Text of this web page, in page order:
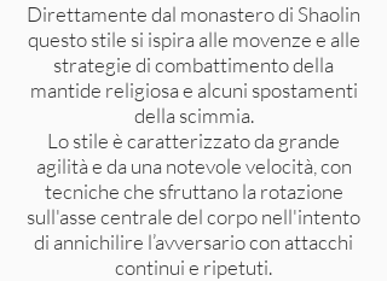
Direttamente dal monastero di Shaolin
questo stile si ispira alle movenze e alle
strategie di combattimento della
mantide religiosa e alcuni spostamenti
della scimmia.
Lo stile è caratterizzato da grande
agilità e da una notevole velocità, con
tecniche che sfruttano la rotazione
sull'asse centrale del corpo nell'intento
di annichilire l’avversario con attacchi
continui e ripetuti.